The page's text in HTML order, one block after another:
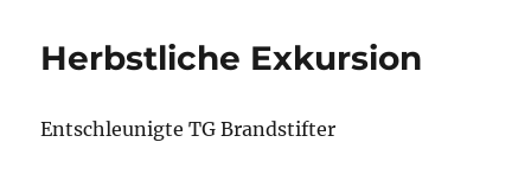
Herbstliche Exkursion
Entschleunigte TG Brandstifter